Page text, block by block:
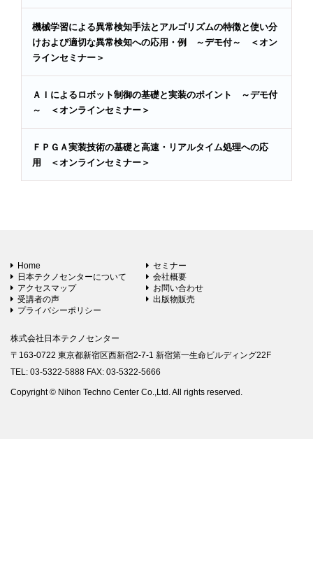
機械学習による異常検知手法とアルゴリズムの特徴と使い分
けおよび適切な異常検知への応用・例 ～デモ付～ ＜オン
ラインセミナー＞
ＡＩによるロボット制御の基礎と実装のポイント ～デモ付
～ ＜オンラインセミナー＞
ＦＰＧＡ実装技術の基礎と高速・リアルタイム処理への応
用 ＜オンラインセミナー＞
Home
セミナー
日本テクノセンターについて
会社概要
アクセスマップ
お問い合わせ
受講者の声
出版物販売
プライバシーポリシー
株式会社日本テクノセンター
〒163-0722 東京都新宿区西新宿2-7-1 新宿第一生命ビルディング22F
TEL: 03-5322-5888 FAX: 03-5322-5666
Copyright © Nihon Techno Center Co.,Ltd. All rights reserved.